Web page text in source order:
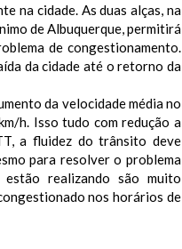
na cidade. As duas alças, na
de Albuquerque, permitirá
de congestionamento.
da cidade até o retorno da
da velocidade média no
h. Isso tudo com redução a
a fluidez do trânsito deve
para resolver o problema
realizando são muito
nos horários de